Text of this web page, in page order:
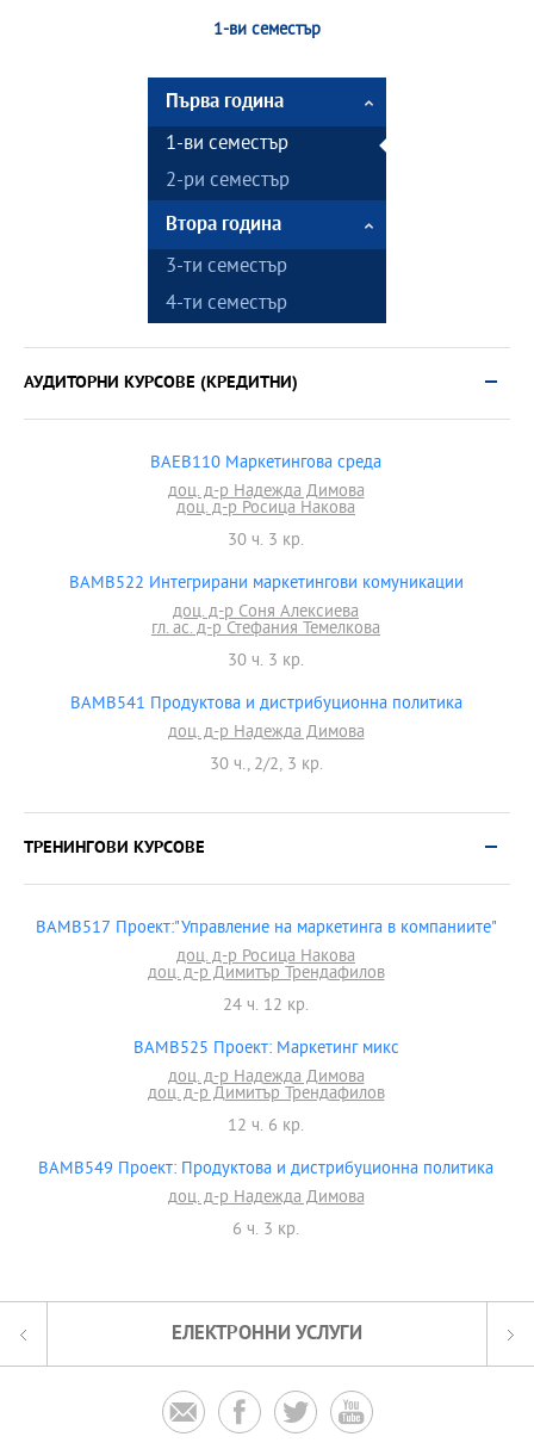
1-ви семестър
Първа година
1-ви семестър
2-ри семестър
Втора година
3-ти семестър
4-ти семестър
АУДИТОРНИ КУРСОВЕ (КРЕДИТНИ)
BAEB110 Маркетингова среда
доц. д-р Надежда Димова
доц. д-р Росица Накова
30 ч. 3 кр.
BAMB522 Интегрирани маркетингови комуникации
доц. д-р Соня Алексиева
гл. ас. д-р Стефания Темелкова
30 ч. 3 кр.
BAMB541 Продуктова и дистрибуционна политика
доц. д-р Надежда Димова
30 ч., 2/2, 3 кр.
ТРЕНИНГОВИ КУРСОВЕ
BAMB517 Проект:"Управление на маркетинга в компаниите"
доц. д-р Росица Накова
доц. д-р Димитър Трендафилов
24 ч. 12 кр.
BAMB525 Проект: Маркетинг микс
доц. д-р Надежда Димова
доц. д-р Димитър Трендафилов
12 ч. 6 кр.
BAMB549 Проект: Продуктова и дистрибуционна политика
доц. д-р Надежда Димова
6 ч. 3 кр.
ЕЛЕКТРОННИ УСЛУГИ
   